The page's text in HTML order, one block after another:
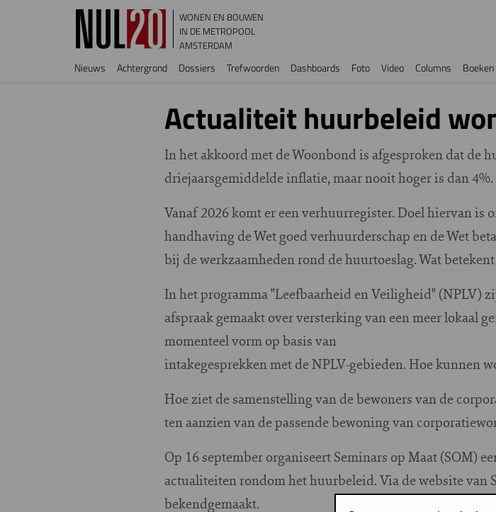
Overslaan en naar de inhoud gaan
WONEN EN BOUWEN
IN DE METROPOOL
AMSTERDAM
Hoofdnavigatie
Nieuws Achtergrond Dossiers Trefwoorden Dashboards Foto Video Columns Boeken
Actualiteit huurbeleid
In het akkoord met de Woonbond is afgesproken dat de
driejaarsgemiddelde inflatie, maar nooit hoger is dan 4%.
Vanaf 2026 komt er een verhuurregister. Doel hiervan is
handhaving de Wet goed verhuurderschap en de Wet
bij de werkzaamheden rond de huurtoeslag. Wat
In het programma "Leefbaarheid en Veiligheid" (NPLV)
afspraak gemaakt over versterking van een meer lokaal
momenteel vorm op basis van
intakegesprekken met de NPLV-gebieden. Hoe kunnen
Hoe ziet de samenstelling van de bewoners van de
ten aanzien van de passende bewoning van
Op 16 september organiseert Seminars op Maat (SOM)
actualiteiten rondom het huurbeleid. Via de website van
bekendgemaakt.